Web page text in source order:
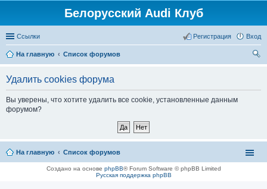
Белорусский Audi Клуб
Ссылки Вход
Регистрация
На главную
Список форумов
Удалить cookies форума
Вы уверены, что хотите удалить все cookie, установленные данным
форумом?
На главную Список форумов
Создано на основе phpBB® Forum Software © phpBB Limited
Русская поддержка phpBB